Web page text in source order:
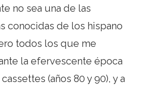
no sea una de las
conocidas de los hispano
todos los que me
la efervescente época
(años 80 y 90), y a